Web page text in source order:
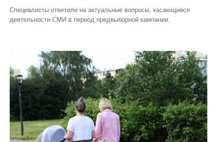
Специалисты ответили на актуальные вопросы, касающиеся
деятельности СМИ в период предвыборной кампании.